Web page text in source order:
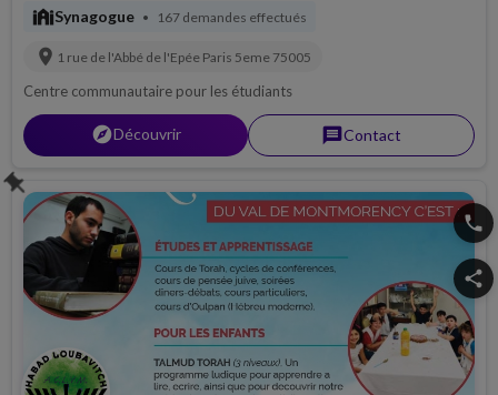
synagogueSynagogue • 167 demandes effectués
location_on 1 rue de l'Abbé de l'Epée Paris 5eme 75005
Centre communautaire pour les étudiants
explorerDécouvrir messageContact
phone
share